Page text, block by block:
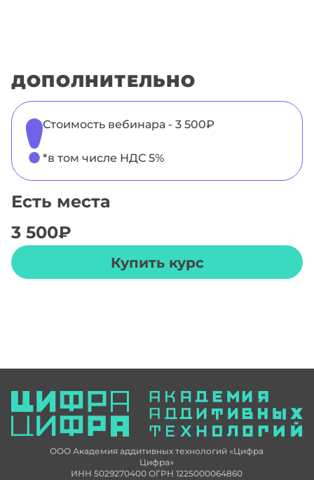
ДОПОЛНИТЕЛЬНО
Стоимость вебинара - 3 500₽
*в том числе НДС 5%
Есть места
3 500₽
Купить курс
ООО Академия аддитивных технологий «Цифра
Цифра»
ИНН 5029270400 ОГРН 1225000064860